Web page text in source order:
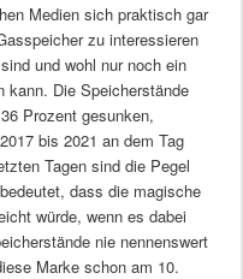
Medien sich praktisch gar
zu interessieren
und wohl nur noch ein
kann. Die Speicherstände
Prozent gesunken,
bis 2021 an dem Tag
Tagen sind die Pegel
dass die magische
würde, wenn es dabei
nie nennenswert
Marke schon am 10.